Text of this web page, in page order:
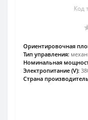
Код
Ориентировочная
Тип управления:
Номинальная
Электропитание (V):
Страна